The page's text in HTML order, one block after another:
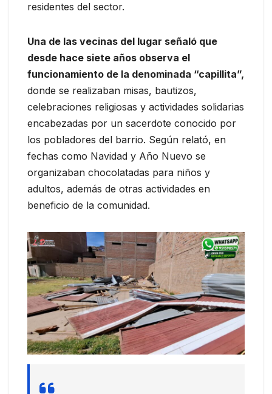
residentes del sector.
Una de las vecinas del lugar señaló que
desde hace siete años observa el
funcionamiento de la denominada “capillita”,
donde se realizaban misas, bautizos,
celebraciones religiosas y actividades solidarias
encabezadas por un sacerdote conocido por
los pobladores del barrio. Según relató, en
fechas como Navidad y Año Nuevo se
organizaban chocolatadas para niños y
adultos, además de otras actividades en
beneficio de la comunidad.